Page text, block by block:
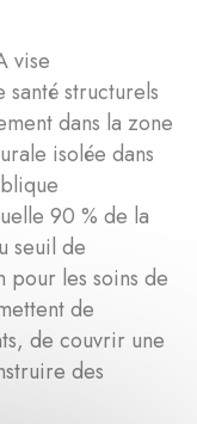
vise
santé structurels
dans la zone
isolée dans
90 % de la
seuil de
pour les soins de
de
de couvrir une
des